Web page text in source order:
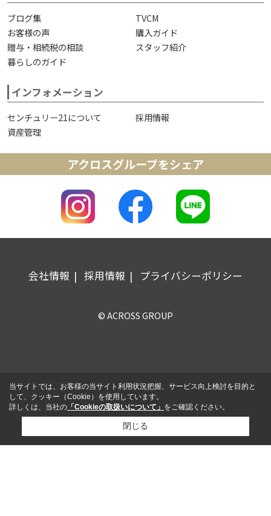
ブログ集
TVCM
お客様の声
購入ガイド
贈与・相続税の相談
スタッフ紹介
暮らしのガイド
インフォメーション
センチュリー21について
採用情報
資産管理
アクロスグループをシェア
会社情報 採用情報 プライバシーポリシー
© ACROSS GROUP
当サイトでは、お客様の当サイト利用状況把握、サービス向上検討を目的と
して、クッキー（Cookie）を使用しています。
詳しくは、当社の 「Cookieの取扱いについて」 をご確認ください。
閉じる